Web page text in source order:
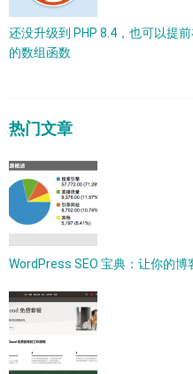
还没升级到 PHP 8.4，也可以提
的数组函数
热门文章
WordPress SEO 宝典：让你的博